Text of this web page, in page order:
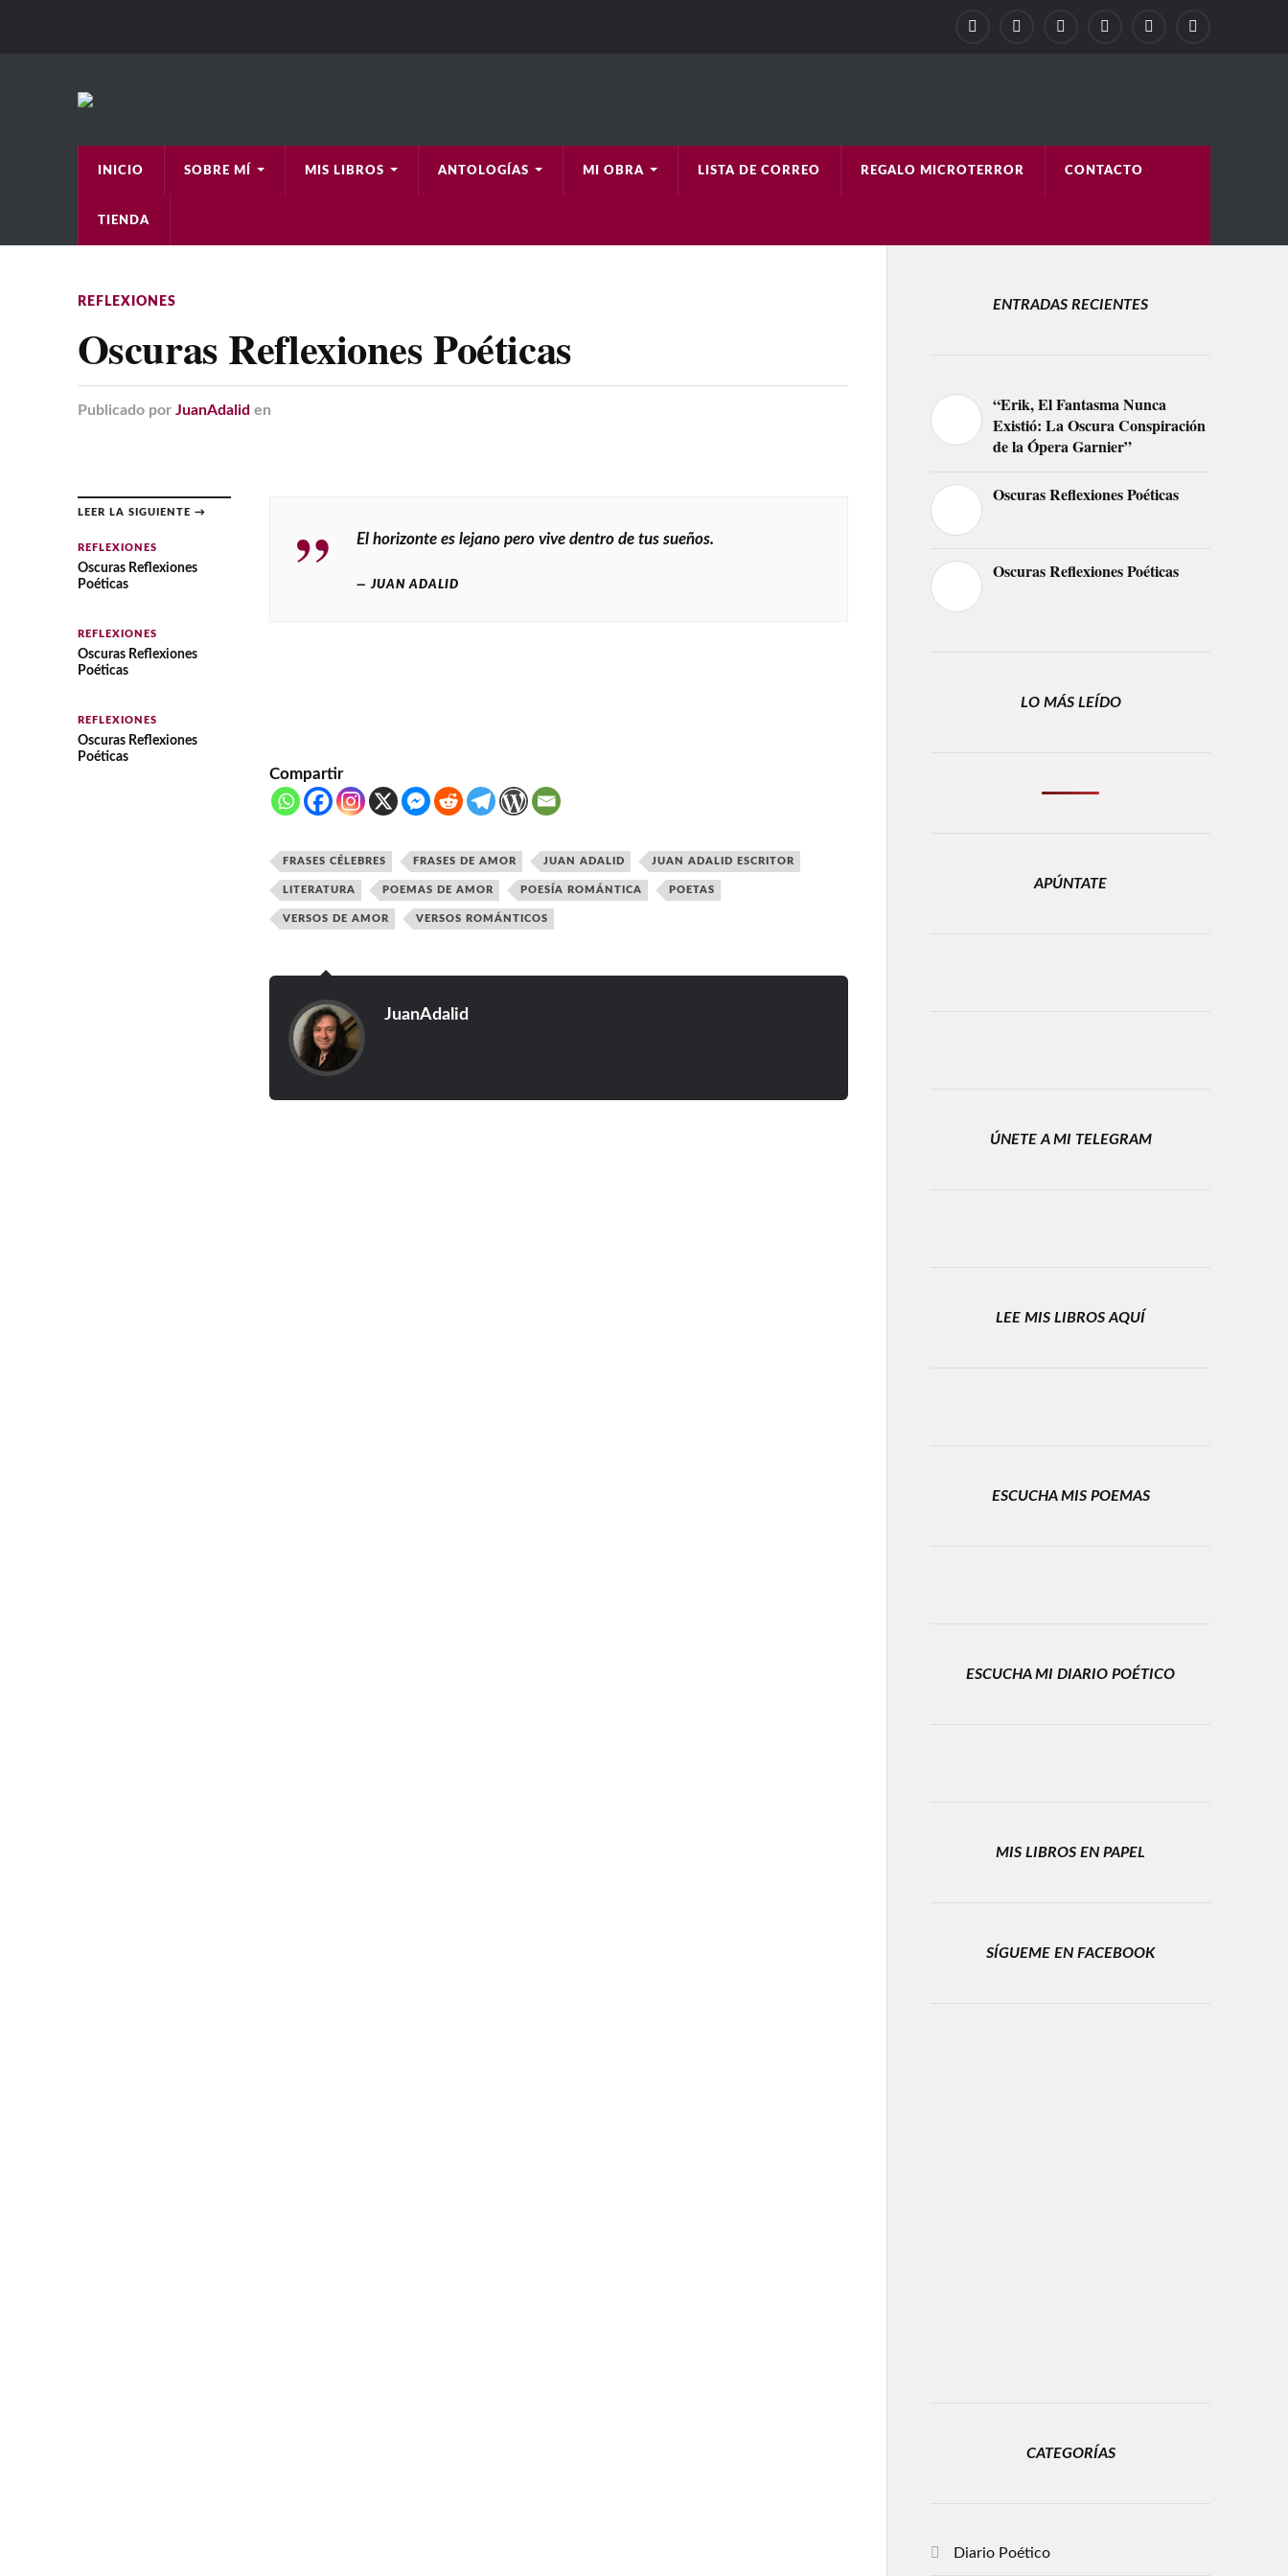
INICIO SOBRE MÍ MIS LIBROS ANTOLOGÍAS MI OBRA LISTA DE CORREO REGALO MICROTERROR CONTACTO
TIENDA
REFLEXIONES
Oscuras Reflexiones Poéticas
Publicado por JuanAdalid en
LEER LA SIGUIENTE →
REFLEXIONES
Oscuras Reflexiones
Poéticas
REFLEXIONES
Oscuras Reflexiones
Poéticas
REFLEXIONES
Oscuras Reflexiones
Poéticas
El horizonte es lejano pero vive dentro de tus sueños.
JUAN ADALID
Compartir
FRASES CÉLEBRES FRASES DE AMOR JUAN ADALID JUAN ADALID ESCRITOR
LITERATURA POEMAS DE AMOR POESÍA ROMÁNTICA POETAS
VERSOS DE AMOR VERSOS ROMÁNTICOS
JuanAdalid
ENTRADAS RECIENTES
“Erik, El Fantasma Nunca
Existió: La Oscura Conspiración
de la Ópera Garnier”
Oscuras Reflexiones Poéticas
Oscuras Reflexiones Poéticas
LO MÁS LEÍDO
APÚNTATE
ÚNETE A MI TELEGRAM
LEE MIS LIBROS AQUÍ
ESCUCHA MIS POEMAS
ESCUCHA MI DIARIO POÉTICO
MIS LIBROS EN PAPEL
SÍGUEME EN FACEBOOK
CATEGORÍAS
Diario Poético